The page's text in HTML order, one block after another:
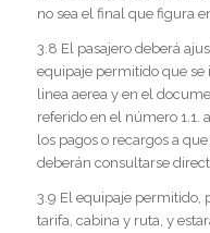
no sea el final que figura
3.8 El pasajero deberá
equipaje permitido que se
linea aerea y en el
referido en el número 1.1.
los pagos o recargos a
deberán consultarse
3.9 El equipaje permitido,
tarifa, cabina y ruta, y